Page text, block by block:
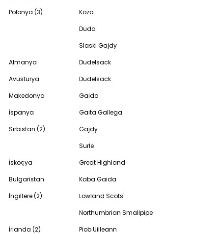
Polonya (3)
Koza
Duda
Slaski Gajdy
Almanya
Dudelsack
Avusturya
Dudelsack
Makedonya
Gaida
İspanya
Gaita Gallega
Sırbistan (2)
Gajdy
Surle
İskoçya
Great Highland
Bulgaristan
Kaba Gaida
İngiltere (2)
Lowland Scots'
Northumbrian Smallpipe
İrlanda (2)
Piob Uilleann